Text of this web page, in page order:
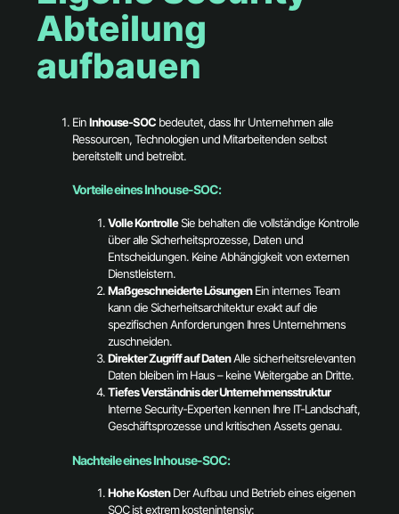
Abteilung
aufbauen
EinInhouse-SOC bedeutet, dass Ihr Unternehmen alle
Ressourcen, Technologien und Mitarbeitenden selbst
bereitstellt und betreibt.
Vorteile eines Inhouse-SOC:
Volle KontrolleSie behalten die vollständige Kontrolle
über alle Sicherheitsprozesse, Daten und
Entscheidungen. Keine Abhängigkeit von externen
Dienstleistern.
Maßgeschneiderte LösungenEin internes Team
kann die Sicherheitsarchitektur exakt auf die
spezifischen Anforderungen Ihres Unternehmens
zuschneiden.
Direkter Zugriff auf DatenAlle sicherheitsrelevanten
Daten bleiben im Haus – keine Weitergabe an Dritte.
Tiefes Verständnis der Unternehmensstruktur
Interne Security-Experten kennen Ihre IT-Landschaft,
Geschäftsprozesse und kritischen Assets genau.
Nachteile eines Inhouse-SOC:
Hohe KostenDer Aufbau und Betrieb eines eigenen
SOC ist extrem kostenintensiv: